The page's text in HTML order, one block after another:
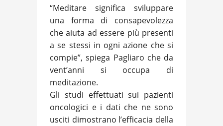
“Meditare significa sviluppare
una forma di consapevolezza
che aiuta ad essere più presenti
a se stessi in ogni azione che si
compie”, spiega Pagliaro che da
vent’anni si occupa di
meditazione.
Gli studi effettuati sui pazienti
oncologici e i dati che ne sono
usciti dimostrano l’efficacia della